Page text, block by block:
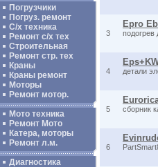
Погрузчики
Погруз. ремонт
С/х техника
Ремонт с/х тех
Строительная
Ремонт стр. тех
Краны
Краны ремонт
Моторы
Ремонт мотор.
Мото техника
Ремонт Мото
Катера, моторы
Ремонт л.м.
Диагностика
3
Epro
подогрев
4 детали
5 сборник
6